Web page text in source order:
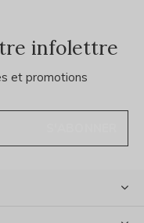
infolettre
et promotions